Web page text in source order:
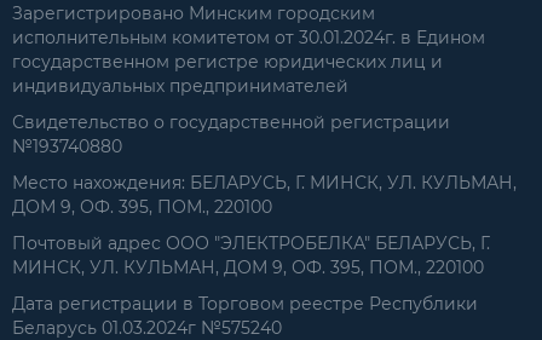
Зарегистрировано Минским городским
исполнительным комитетом от 30.01.2024г. в Едином
государственном регистре юридических лиц и
индивидуальных предпринимателей
Свидетельство о государственной регистрации
№193740880
Место нахождения: БЕЛАРУСЬ, Г. МИНСК, УЛ. КУЛЬМАН,
ДОМ 9, ОФ. 395, ПОМ., 220100
Почтовый адрес ООО "ЭЛЕКТРОБЕЛКА" БЕЛАРУСЬ, Г.
МИНСК, УЛ. КУЛЬМАН, ДОМ 9, ОФ. 395, ПОМ., 220100
Дата регистрации в Торговом реестре Республики
Беларусь 01.03.2024г №575240